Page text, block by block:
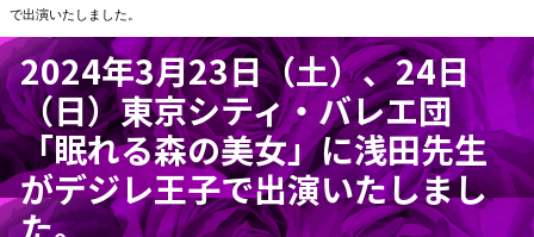
で出演いたしました。
2024年3月23日（土）、24日
（日）東京シティ・バレエ団
「眠れる森の美女」に浅田先生
がデジレ王子で出演いたしまし
た。